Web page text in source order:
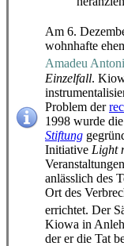
Am 6.
wohnhafte
Amadeu
Einzelfall.
Problem der
1998 wurde
Stiftung
Initiative Light
anlässlich des
Ort des
errichtet. Der
Kiowa in
der er die Tat